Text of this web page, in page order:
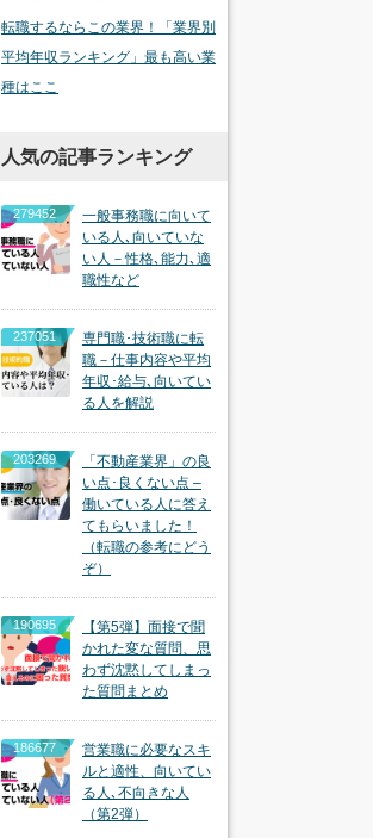
転職するならこの業界！「業界別
平均年収ランキング」最も高い業
種はここ
人気の記事ランキング
279452
一般事務職に向いて
いる人､向いていな
い人－性格､能力､適
職性など
237051
専門職･技術職に転
職－仕事内容や平均
年収･給与､向いてい
る人を解説
203269
「不動産業界」の良
い点･良くない点 –
働いている人に答え
てもらいました！
（転職の参考にどう
ぞ）
190695
【第5弾】面接で聞
かれた変な質問、思
わず沈黙してしまっ
た質問まとめ
186677
営業職に必要なスキ
ルと適性、向いてい
る人､不向きな人
（第2弾）